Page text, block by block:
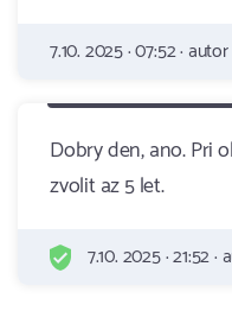
7.10. 2025 · 07:52 · autor
Dobry den, ano. Pri
zvolit az 5 let.
7.10. 2025 · 21:52